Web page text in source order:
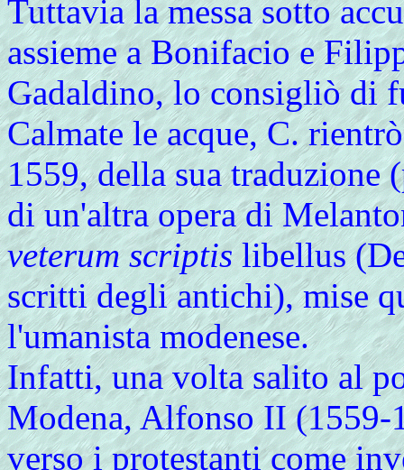
Tuttavia la messa sotto
assieme a Bonifacio e
Gadaldino, lo consigliò di
Calmate le acque, C.
1559, della sua traduzione
di un'altra opera di
veterum scriptislibellus
scritti degli antichi), mise
l'umanista modenese.
Infatti, una volta salito al
Modena, Alfonso II (1559-
verso i protestanti come